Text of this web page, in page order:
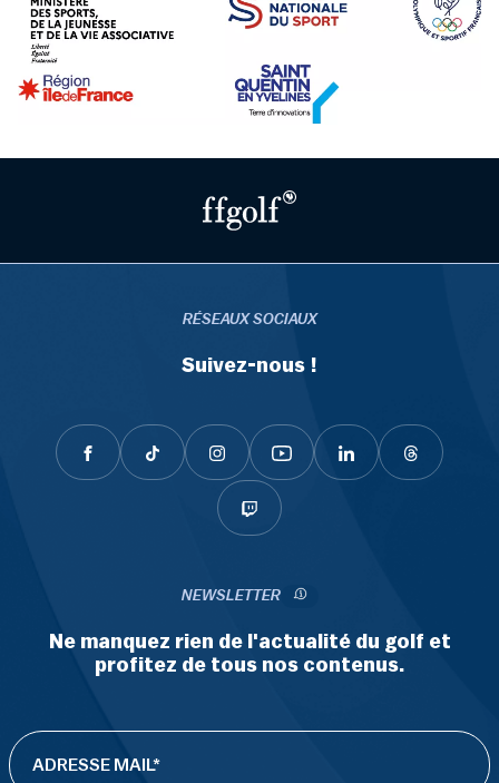
RÉSEAUX SOCIAUX
Suivez-nous !
NEWSLETTER
Ne manquez rien de l'actualité du golf et
profitez de tous nos contenus.